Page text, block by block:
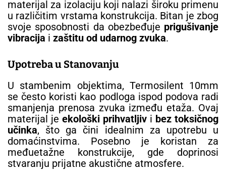
materijal za izolaciju koji nalazi široku primenu
u različitim vrstama konstrukcija. Bitan je zbog
svoje sposobnosti da obezbeđuje prigušivanje
vibracija i zaštitu od udarnog zvuka.
Upotreba u Stanovanju
U stambenim objektima, Termosilent 10mm
se često koristi kao podloga ispod podova radi
smanjenja prenosa zvuka između etaža. Ovaj
materijal je ekološki prihvatljiv i bez toksičnog
učinka, što ga čini idealnim za upotrebu u
domaćinstvima. Posebno je koristan za
međuetažne konstrukcije, gde doprinosi
stvaranju prijatne akustične atmosfere.